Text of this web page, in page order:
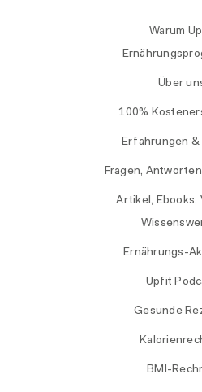
Warum
Über
100%
Erfahrungen
Fragen,
Artikel, Ebooks,
Ernährungs-
Upfit
Gesunde
BMI-